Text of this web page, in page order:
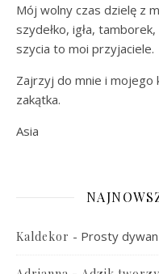
Mój wolny czas dzielę z
szydełko, igła,
szycia to moi przyjaciele.
Zajrzyj do mnie i
zakątka.
Asia
Kaldekor - Prosty